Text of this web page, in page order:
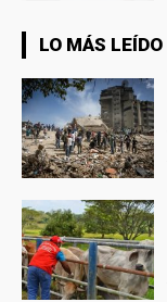
LO MÁS LEÍDO